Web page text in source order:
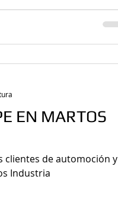
EN MARTOS
clientes de automoción y
Industria